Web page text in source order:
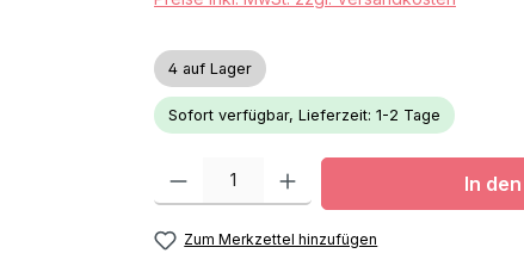
4 auf Lager
Sofort verfügbar, Lieferzeit: 1-2 Tage
Produkt Anzahl: Gib den gewünschten Wert
In
Zum Merkzettel hinzufügen